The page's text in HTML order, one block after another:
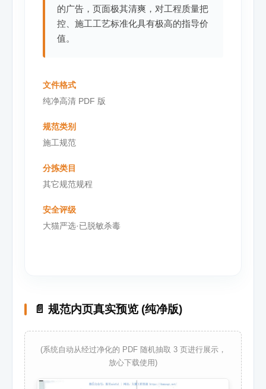
的广告，页面极其清爽，对工程质量把
控、施工工艺标准化具有极高的指导价
值。
文件格式
纯净高清 PDF 版
规范类别
施工规范
分拣类目
其它规范规程
安全评级
大猫严选·已脱敏杀毒
📄 规范内页真实预览 (纯净版)
(系统自动从经过净化的 PDF 随机抽取 3 页进行展示，
放心下载使用)